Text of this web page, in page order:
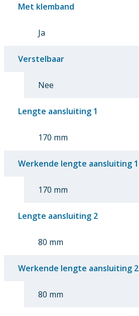
Met klemband
Ja
Verstelbaar
Nee
Lengte aansluiting 1
170 mm
Werkende lengte aansluiting 1
170 mm
Lengte aansluiting 2
80 mm
Werkende lengte aansluiting 2
80 mm